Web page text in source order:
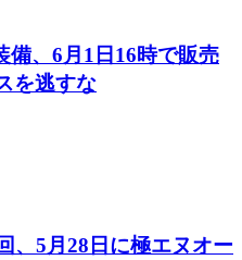
、6月1日16時で販売
を逃すな
、5月28日に極エヌオー